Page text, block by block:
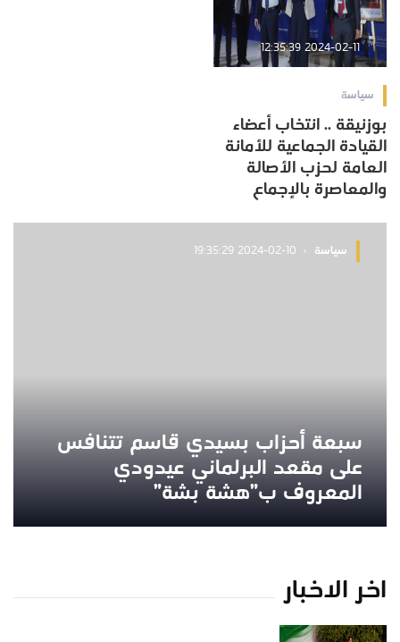
2024-02-11 12:35:39
سياسة
بوزنيقة .. انتخاب أعضاء
القيادة الجماعية للأمانة
العامة لحزب الأصالة
والمعاصرة بالإجماع
سياسة 2024-02-10 19:35:29
سبعة أحزاب بسيدي قاسم تتنافس
على مقعد البرلماني عيدودي
المعروف ب”هشة بشة”
اخر الاخبار